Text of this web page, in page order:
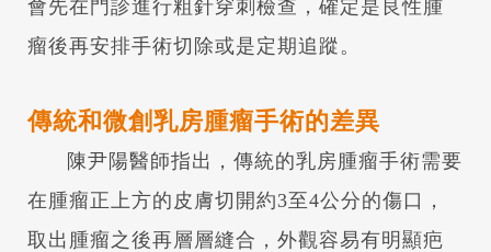
會先在門診進行粗針穿刺檢查，確定是良性腫
瘤後再安排手術切除或是定期追蹤。
傳統和微創乳房腫瘤手術的差異
陳尹陽醫師指出，傳統的乳房腫瘤手術需要
在腫瘤正上方的皮膚切開約3至4公分的傷口，
取出腫瘤之後再層層縫合，外觀容易有明顯疤